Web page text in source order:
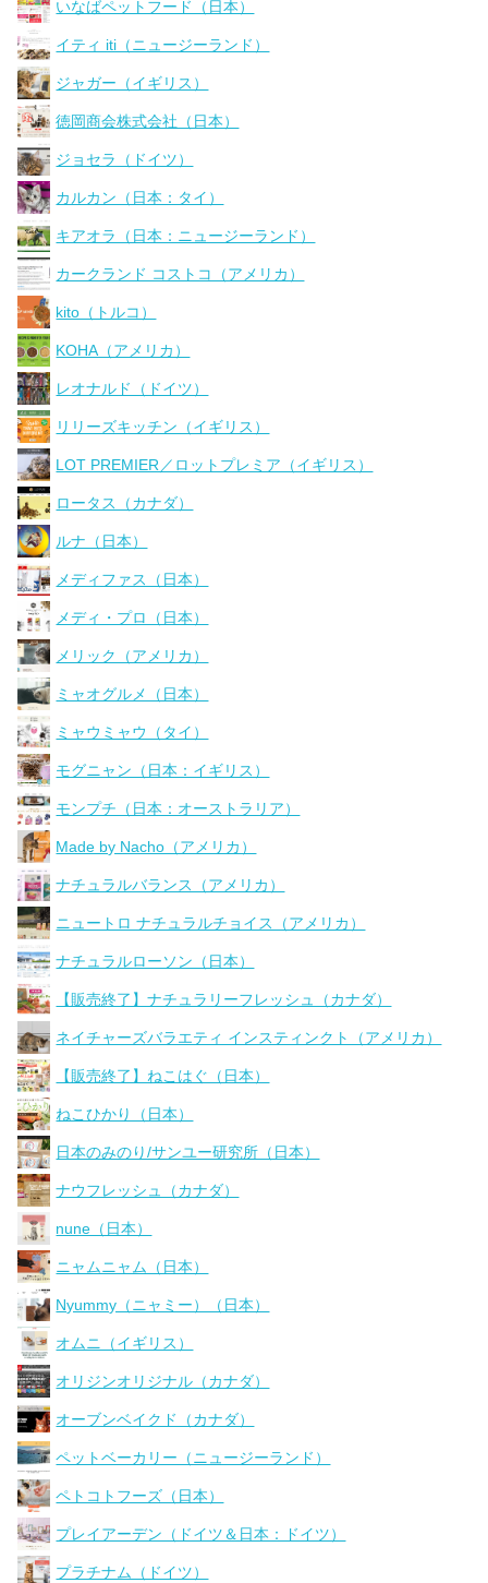
いなばペットフード（日本）
イティ iti（ニュージーランド）
ジャガー（イギリス）
徳岡商会株式会社（日本）
ジョセラ（ドイツ）
カルカン（日本：タイ）
キアオラ（日本：ニュージーランド）
カークランド コストコ（アメリカ）
kito（トルコ）
KOHA（アメリカ）
レオナルド（ドイツ）
リリーズキッチン（イギリス）
LOT PREMIER／ロットプレミア（イギリス）
ロータス（カナダ）
ルナ（日本）
メディファス（日本）
メディ・プロ（日本）
メリック（アメリカ）
ミャオグルメ（日本）
ミャウミャウ（タイ）
モグニャン（日本：イギリス）
モンプチ（日本：オーストラリア）
Made by Nacho（アメリカ）
ナチュラルバランス（アメリカ）
ニュートロ ナチュラルチョイス（アメリカ）
ナチュラルローソン（日本）
【販売終了】ナチュラリーフレッシュ（カナダ）
ネイチャーズバラエティ インスティンクト（アメリカ）
【販売終了】ねこはぐ（日本）
ねこひかり（日本）
日本のみのり/サンユー研究所（日本）
ナウフレッシュ（カナダ）
nune（日本）
ニャムニャム（日本）
Nyummy（ニャミー）（日本）
オムニ（イギリス）
オリジンオリジナル（カナダ）
オーブンベイクド（カナダ）
ペットベーカリー（ニュージーランド）
ペトコトフーズ（日本）
プレイアーデン（ドイツ＆日本：ドイツ）
プラチナム（ドイツ）